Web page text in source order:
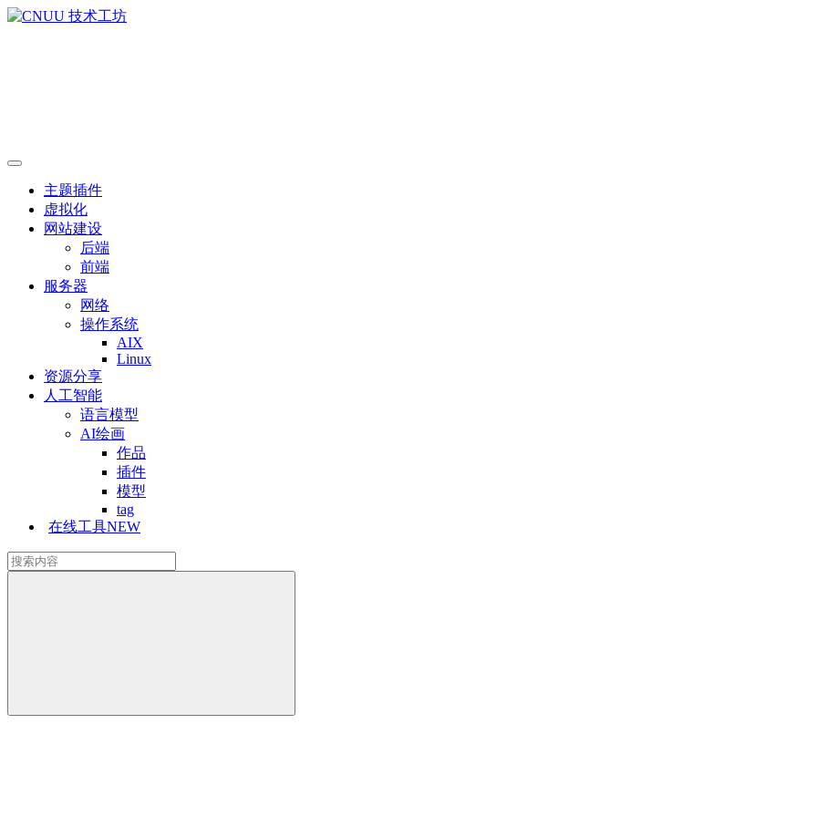
主题插件
虚拟化
网站建设
后端
前端
服务器
网络
操作系统
AIX
Linux
资源分享
人工智能
语言模型
AI绘画
作品
插件
模型
tag
在线工具NEW